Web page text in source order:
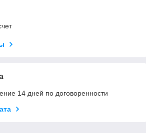
14 дней по договоренности